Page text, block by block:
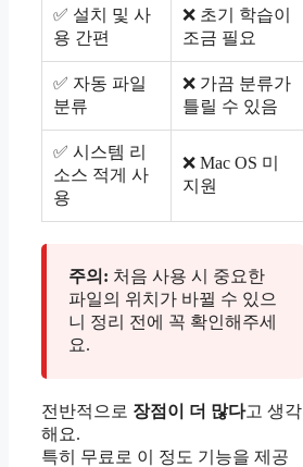
✅ 설치 및 사
용 간편
❌ 초기 학습이
조금 필요
✅ 자동 파일
분류
❌ 가끔 분류가
틀릴 수 있음
✅ 시스템 리
소스 적게 사
용
❌ Mac OS 미
지원
주의: 처음 사용 시 중요한
파일의 위치가 바뀔 수 있으
니 정리 전에 꼭 확인해주세
요.
전반적으로 장점이 더 많다고 생각
해요.
특히 무료로 이 정도 기능을 제공